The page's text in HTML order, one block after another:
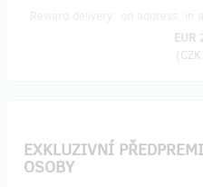
EUR
(
EXKLUZIVNÍ
OSOBY